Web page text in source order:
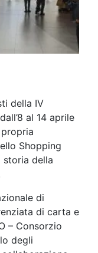
week
della IV
al 14 aprile
propria
Shopping
storia della
di
di carta e
– Consorzio
degli